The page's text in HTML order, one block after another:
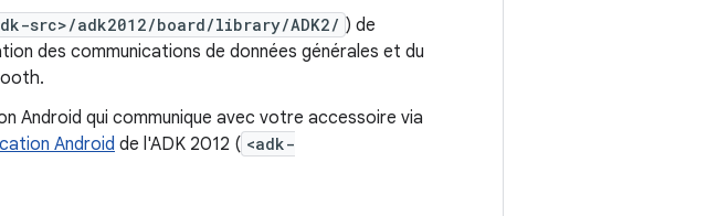
src>/adk2012/board/library/ADK2/ ) de
des communications de données générales et du
Android qui communique avec votre accessoire via
Android de l'ADK 2012 ( <adk-